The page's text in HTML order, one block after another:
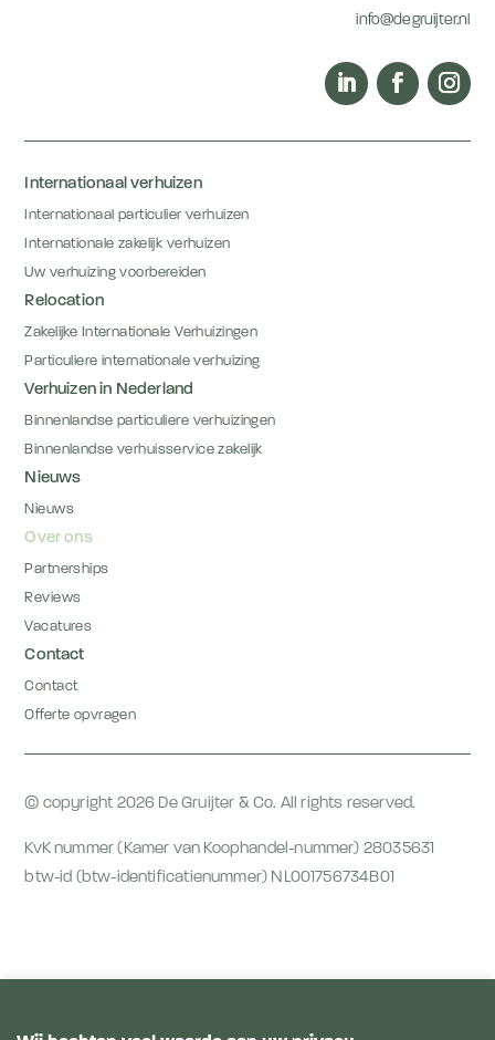
info@degruijter.nl
Internationaal verhuizen
Internationaal particulier verhuizen
Internationale zakelijk verhuizen
Uw verhuizing voorbereiden
Relocation
Zakelijke Internationale Verhuizingen
Particuliere internationale verhuizing
Verhuizen in Nederland
Binnenlandse particuliere verhuizingen
Binnenlandse verhuisservice zakelijk
Nieuws
Nieuws
Over ons
Partnerships
Reviews
Vacatures
Contact
Contact
Offerte opvragen
© copyright 2026 De Gruijter & Co. All rights reserved.
KvK nummer (Kamer van Koophandel-nummer) 28035631
btw-id (btw-identificatienummer) NL001756734B01